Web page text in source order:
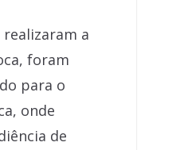
a
foram
para o
onde
de